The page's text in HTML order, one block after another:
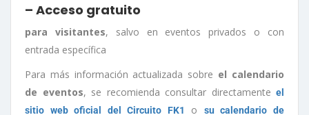
– Acceso gratuito
para visitantes, salvo en eventos privados o con
entrada específica
Para más información actualizada sobre el calendario
de eventos, se recomienda consultar directamente el
sitio web oficial del Circuito FK1
o su calendario de